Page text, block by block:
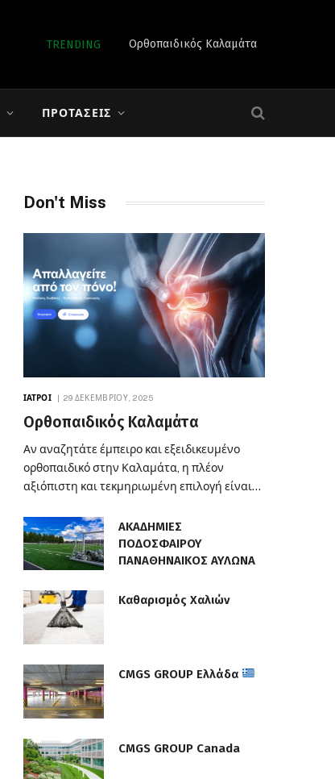
TRENDING Ορθοπαιδικός Καλαμάτα
ΠΡΟΤΆΣΕΙΣ
Don't Miss
ΙΑΤΡΟΊ 29 ΔΕΚΕΜΒΡΊΟΥ, 2025
Ορθοπαιδικός Καλαμάτα
Αν αναζητάτε έμπειρο και εξειδικευμένο
ορθοπαιδικό στην Καλαμάτα, η πλέον
αξιόπιστη και τεκμηριωμένη επιλογή είναι…
ΑΚΑΔΗΜΙΕΣ
ΠΟΔΟΣΦΑΙΡΟΥ
ΠΑΝΑΘΗΝΑΙΚΟΣ ΑΥΛΩΝΑ
Καθαρισμός Χαλιών
CMGS GROUP Ελλάδα
CMGS GROUP Canada